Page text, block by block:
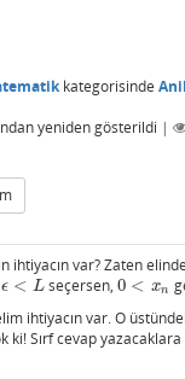
kategorisinde Anil
yeniden gösterildi |
ihtiyacın var? Zaten elinde
ϵ < L
ϵ<L seçersen,0 < xn
0 <xn
ihtiyacın var. O
ki! Sırf cevap